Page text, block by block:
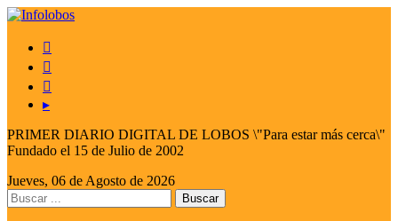



▸
PRIMER DIARIO DIGITAL DE LOBOS \"Para estar más cerca\"
Fundado el 15 de Julio de 2002
Jueves, 06 de Agosto de 2026